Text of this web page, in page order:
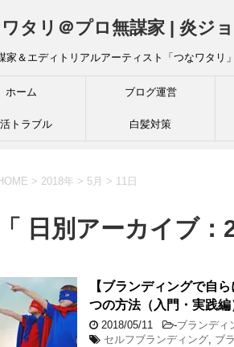
タリ＠プロ無謀家 | 炎ジ
家＆エディトリアルアーティスト「つなワタ
ホーム ブログ運営
トラブル 白髪対策
> 2018年 > 5月 > 11日
「 日別アーカイブ
【ブランディングで自
つの方法（入門・実践編
2018/05/11 -ブランディ
セルフブランディング, ブ